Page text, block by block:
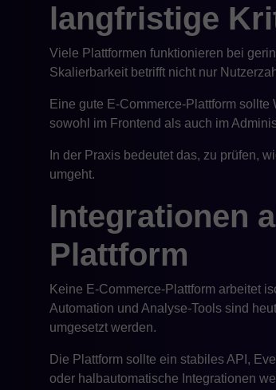
langfristige
Viele Plattformen funktionieren bei
Skalierbarkeit betrifft nicht nur
Eine gute E-Commerce-Plattform
sowohl im Frontend als auch im
In der Praxis bedeutet das, zu prüfen,
umgeht.
Integrationen
Plattform
Keine E-Commerce-Plattform arbeitet
Automation und Analyse-Tools sind
umgesetzt werden.
Die Plattform sollte ein stabiles API,
oder halbautomatische Integrationen